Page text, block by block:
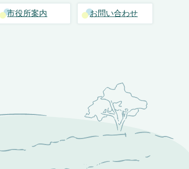
市役所案内 お問い合わせ